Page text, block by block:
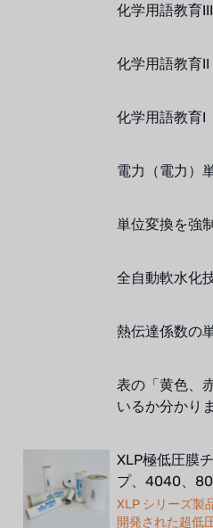
化学用語教育III
化学用語教育II
化学用語教育I
電力（電力）
単位変換を強
全自動軟水化
熱伝達係数の
表の「黄色、
いるか分かり
XLP極低圧膜
プ、4040、
XLP シリーズ製
開発された超低